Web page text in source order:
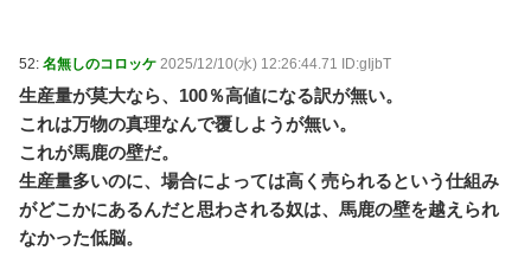
52: 名無しのコロッケ 2025/12/10(水) 12:26:44.71 ID:gIjbT
生産量が莫大なら、100％高値になる訳が無い。
これは万物の真理なんで覆しようが無い。
これが馬鹿の壁だ。
生産量多いのに、場合によっては高く売られるという仕組み
がどこかにあるんだと思わされる奴は、馬鹿の壁を越えられ
なかった低脳。